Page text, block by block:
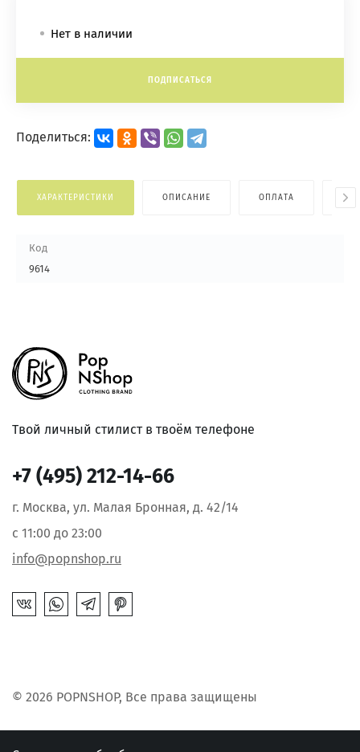
Нет в наличии
ПОДПИСАТЬСЯ
Поделиться:
ХАРАКТЕРИСТИКИ ОПИСАНИЕ ОПЛАТА
Код
9614
Твой личный стилист в твоём телефоне
© 2026 POPNSHOP, Все права защищены
+7 (495) 212-14-66
г. Москва, ул. Малая Бронная, д. 42/14
с 11:00 до 23:00
info@popnshop.ru